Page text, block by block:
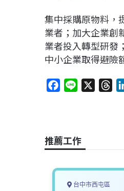
集中採購原物料，
業者；加大企業創
業者投入轉型研發
中小企業取得避險
b
o
o
d
s
推薦工作
台中市西屯區